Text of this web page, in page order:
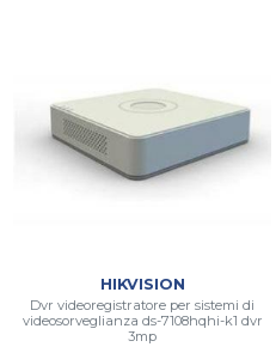
HIKVISION
Dvr videoregistratore per sistemi di
videosorveglianza ds-7108hqhi-k1 dvr
3mp